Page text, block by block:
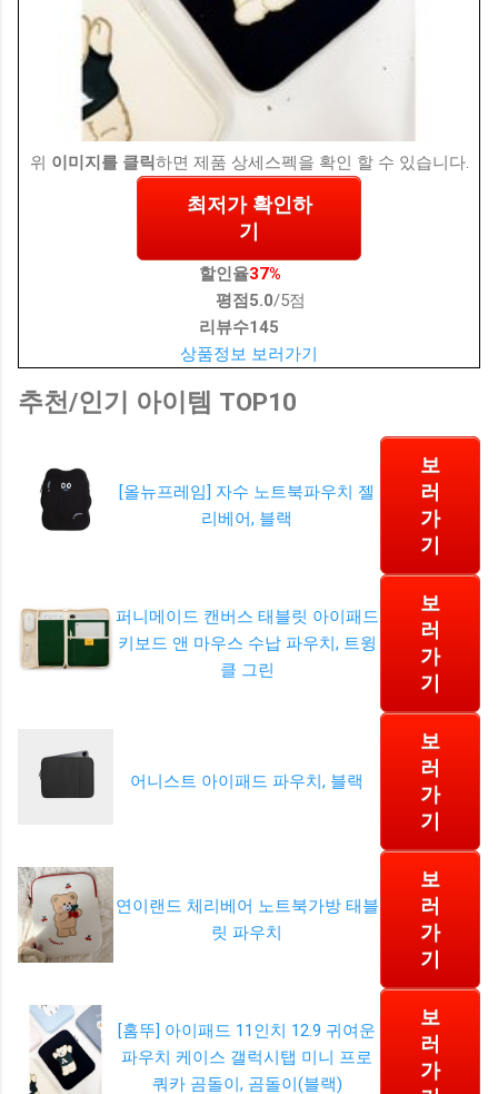
위 이미지를 클릭하면 제품 상세스펙을 확인 할 수 있습니다.
최저가 확인하
기
할인율37%
평점 5.0/5점
리뷰수145
상품정보 보러가기
추천/인기 아이템 TOP10
[올뉴프레임] 자수 노트북파우치 젤
리베어, 블랙
보
러
가
기
퍼니메이드 캔버스 태블릿 아이패드
키보드 앤 마우스 수납 파우치, 트윙
클 그린
보
러
가
기
어니스트 아이패드 파우치, 블랙
보
러
가
기
연이랜드 체리베어 노트북가방 태블
릿 파우치
보
러
가
기
[홈뚜] 아이패드 11인치 12.9 귀여운
파우치 케이스 갤럭시탭 미니 프로
쿼카 곰돌이, 곰돌이(블랙)
보
러
가